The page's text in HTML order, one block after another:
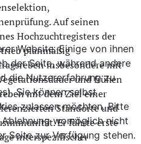
Auf seinen
Hochzuchtregisters der
planmäßig
insbesondere mit
und frühen
mit dem Ziel einer
Standorte und
Er führte erste
interspezifischer
Website. Einige von ihnen
der Seite, während andere
die Nutzererfahrung zu
Sie können selbst
zulassen möchten. Bitte
womöglich nicht
Seite zur Verfügung stehen.